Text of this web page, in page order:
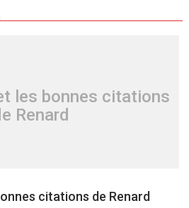
les bonnes citations
Renard
citations de Renard